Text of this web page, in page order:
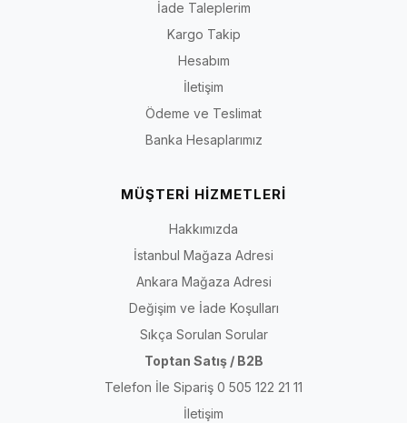
İade Taleplerim
Kargo Takip
Hesabım
İletişim
Ödeme ve Teslimat
Banka Hesaplarımız
MÜŞTERİ HİZMETLERİ
Hakkımızda
İstanbul Mağaza Adresi
Ankara Mağaza Adresi
Değişim ve İade Koşulları
Sıkça Sorulan Sorular
Toptan Satış / B2B
Telefon İle Sipariş 0 505 122 21 11
İletişim